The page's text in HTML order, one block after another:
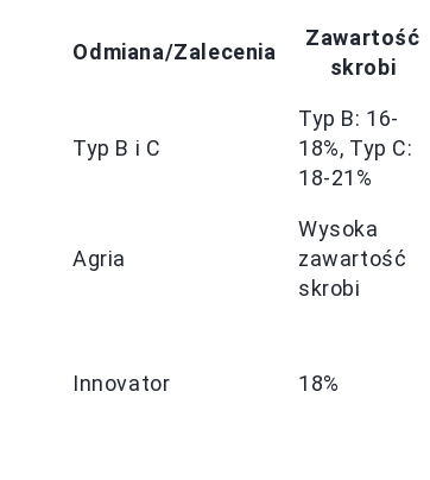
Odmiana/Zalecenia
Zawartość
skrobi
Typ B i C
Typ B: 16-
18%, Typ C:
18-21%
Agria
Wysoka
zawartość
skrobi
Innovator 18%